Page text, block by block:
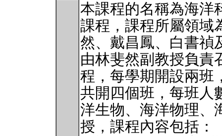
本課程的名稱為海洋
課程，課程所屬領域
然、戴昌鳳、白書禎
由林斐然副教授負責
程，每學期開設兩班
共開四個班，每班人
洋生物、海洋物理、
授，課程內容包括：